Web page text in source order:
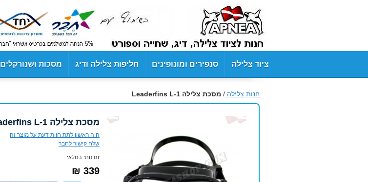
ציוד צלילה סנפירים ומונופינים חליפות צלילה ודיג מסכות ושנורקלים
חנות צלילה / מסכת צלילה Leaderfins L-1
מסכת צלילה Leaderfins L-1
היה ראשון לתת חוות דעת על מוצר זה
שלח קישור לחבר
זמינות: במלאי
339 ₪